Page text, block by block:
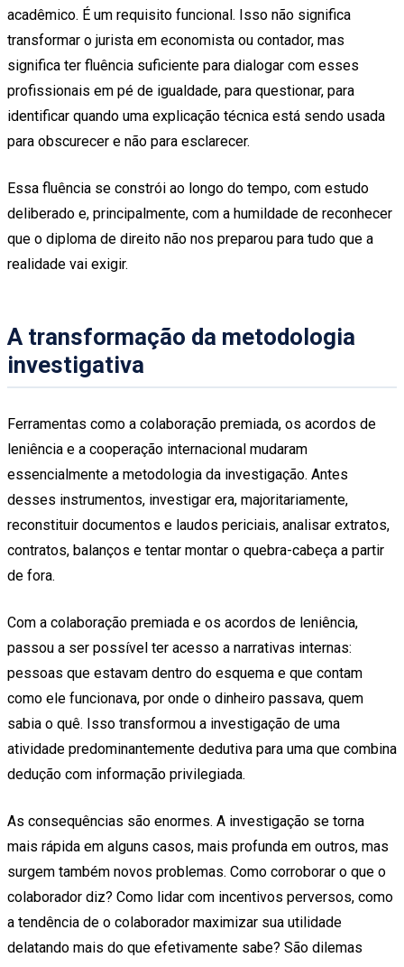
acadêmico. É um requisito funcional. Isso não significa
transformar o jurista em economista ou contador, mas
significa ter fluência suficiente para dialogar com esses
profissionais em pé de igualdade, para questionar, para
identificar quando uma explicação técnica está sendo usada
para obscurecer e não para esclarecer.
Essa fluência se constrói ao longo do tempo, com estudo
deliberado e, principalmente, com a humildade de reconhecer
que o diploma de direito não nos preparou para tudo que a
realidade vai exigir.
A transformação da metodologia
investigativa
Ferramentas como a colaboração premiada, os acordos de
leniência e a cooperação internacional mudaram
essencialmente a metodologia da investigação. Antes
desses instrumentos, investigar era, majoritariamente,
reconstituir documentos e laudos periciais, analisar extratos,
contratos, balanços e tentar montar o quebra-cabeça a partir
de fora.
Com a colaboração premiada e os acordos de leniência,
passou a ser possível ter acesso a narrativas internas:
pessoas que estavam dentro do esquema e que contam
como ele funcionava, por onde o dinheiro passava, quem
sabia o quê. Isso transformou a investigação de uma
atividade predominantemente dedutiva para uma que combina
dedução com informação privilegiada.
As consequências são enormes. A investigação se torna
mais rápida em alguns casos, mais profunda em outros, mas
surgem também novos problemas. Como corroborar o que o
colaborador diz? Como lidar com incentivos perversos, como
a tendência de o colaborador maximizar sua utilidade
delatando mais do que efetivamente sabe? São dilemas